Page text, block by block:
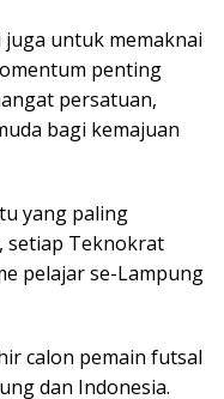
untuk memaknai
penting
persatuan,
bagi kemajuan
yang paling
setiap Teknokrat
pelajar se-Lampung
calon pemain futsal
dan Indonesia.